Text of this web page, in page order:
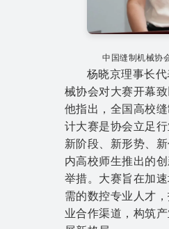
中国缝制机械协
杨晓京理事长
械协会对大赛开幕致
他指出，全国高校
计大赛是协会立足
新阶段、新形势、
内高校师生推出的
举措。大赛旨在加
需的数控专业人才
业合作渠道，构筑